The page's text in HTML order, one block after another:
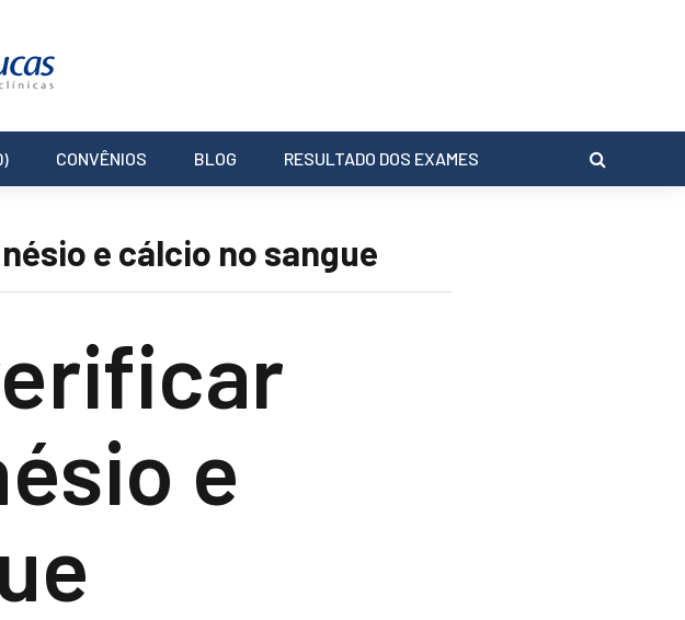
CONVÊNIOS BLOG RESULTADO DOS EXAMES
e cálcio no sangue
e